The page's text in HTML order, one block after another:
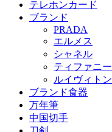
テレホンカード
ブランド
PRADA
エルメス
シャネル
ティファニー
ルイヴィトン
ブランド食器
万年筆
中国切手